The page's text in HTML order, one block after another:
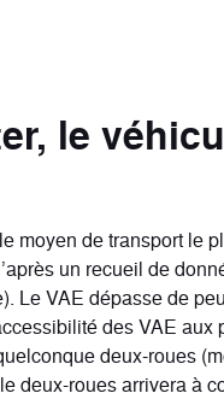
le
moyen de transport le
un recueil de
Le VAE dépasse de
des VAE
deux-roues
deux-roues arrivera à